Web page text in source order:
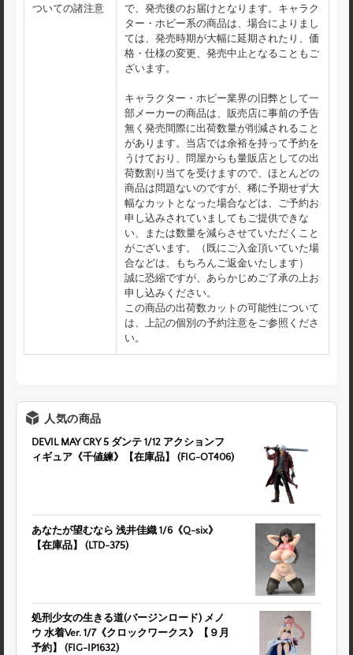
ついての諸注意
で、発売後のお届けとなります。キャラク
ター・ホビー系の商品は、場合によりまし
ては、発売時期が大幅に延期されたり、価
格・仕様の変更、発売中止となることもご
ざいます。
キャラクター・ホビー業界の旧弊として一
部メーカーの商品は、販売店に事前の予告
無く発売間際に出荷数量が削減されること
があります。当店では余裕を持って予約を
うけており、問屋からも量販店としての出
荷数割り当てを受けますので、ほとんどの
商品は問題ないのですが、稀に予期せず大
幅なカットとなった場合などは、ご予約お
申し込みされていましてもご提供できな
い、または数量を減らさせていただくこと
がございます。（既にご入金頂いていた場
合などは、もちろんご返金いたします）
誠に恐縮ですが、あらかじめご了承の上お
申し込みください。
この商品の出荷数カットの可能性について
は、上記の個別の予約注意をご参照くださ
い。
人気の商品
DEVIL MAY CRY 5 ダンテ 1/12 アクションフ
ィギュア《千値練》【在庫品】 (FIG-OT406)
あなたが望むなら 浅井佳織 1/6《Q-six》
【在庫品】 (LTD-375)
処刑少女の生きる道(バージンロード) メノ
ウ 水着Ver. 1/7《クロックワークス》【９月
予約】 (FIG-IP1632)